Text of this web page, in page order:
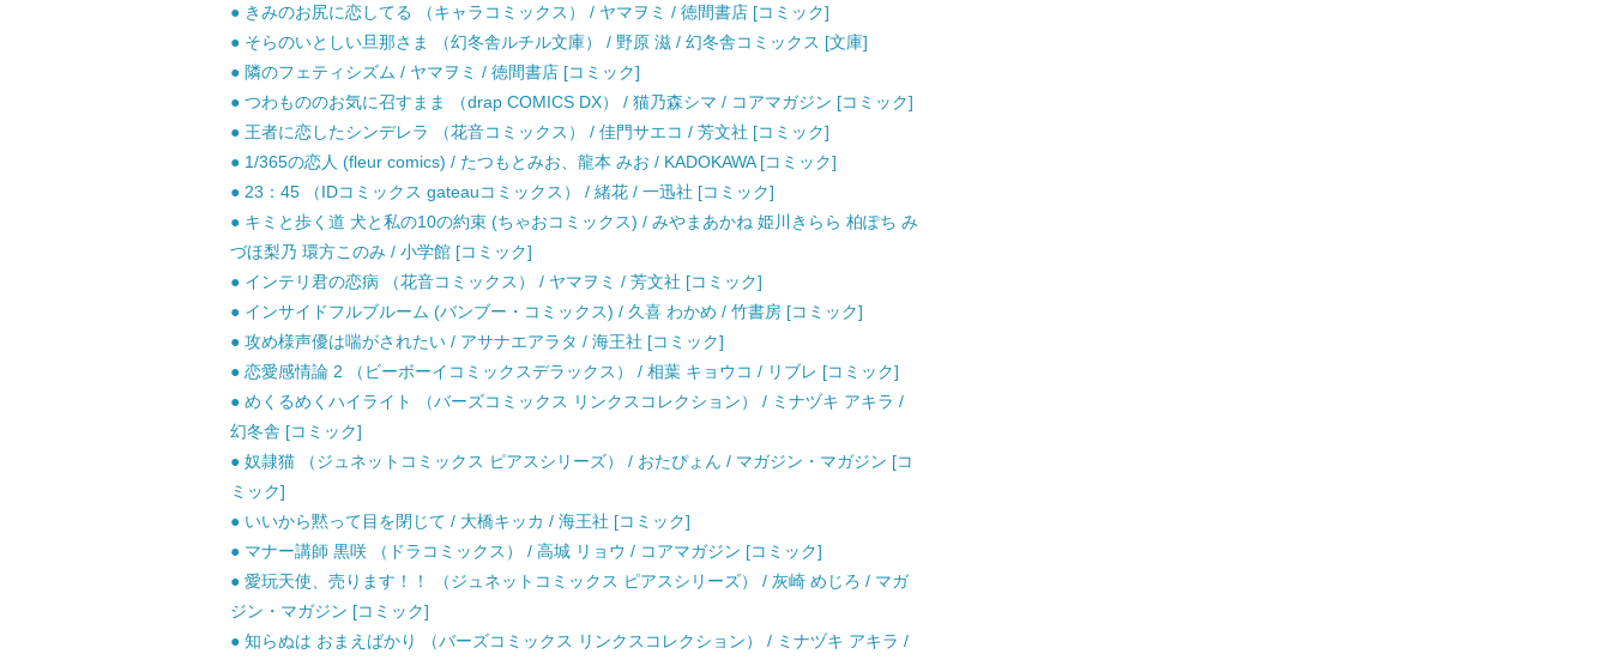
● きみのお尻に恋してる （キャラコミックス） / ヤマヲミ / 徳間書店 [コミック]
● そらのいとしい旦那さま （幻冬舎ルチル文庫） / 野原 滋 / 幻冬舎コミックス [文庫]
● 隣のフェティシズム / ヤマヲミ / 徳間書店 [コミック]
● つわもののお気に召すまま （drap COMICS DX） / 猫乃森シマ / コアマガジン [コミック]
● 王者に恋したシンデレラ （花音コミックス） / 佳門サエコ / 芳文社 [コミック]
● 1/365の恋人 (fleur comics) / たつもとみお、龍本 みお / KADOKAWA [コミック]
● 23：45 （IDコミックス gateauコミックス） / 緒花 / 一迅社 [コミック]
● キミと歩く道 犬と私の10の約束 (ちゃおコミックス) / みやまあかね 姫川きらら 柏ぽち み
づほ梨乃 環方このみ / 小学館 [コミック]
● インテリ君の恋病 （花音コミックス） / ヤマヲミ / 芳文社 [コミック]
● インサイドフルブルーム (バンブー・コミックス) / 久喜 わかめ / 竹書房 [コミック]
● 攻め様声優は喘がされたい / アサナエアラタ / 海王社 [コミック]
● 恋愛感情論 2 （ビーボーイコミックスデラックス） / 相葉 キョウコ / リブレ [コミック]
● めくるめくハイライト （バーズコミックス リンクスコレクション） / ミナヅキ アキラ /
幻冬舎 [コミック]
● 奴隷猫 （ジュネットコミックス ピアスシリーズ） / おたぴょん / マガジン・マガジン [コ
ミック]
● いいから黙って目を閉じて / 大橋キッカ / 海王社 [コミック]
● マナー講師 黒咲 （ドラコミックス） / 高城 リョウ / コアマガジン [コミック]
● 愛玩天使、売ります！！ （ジュネットコミックス ピアスシリーズ） / 灰崎 めじろ / マガ
ジン・マガジン [コミック]
● 知らぬは おまえばかり （バーズコミックス リンクスコレクション） / ミナヅキ アキラ /